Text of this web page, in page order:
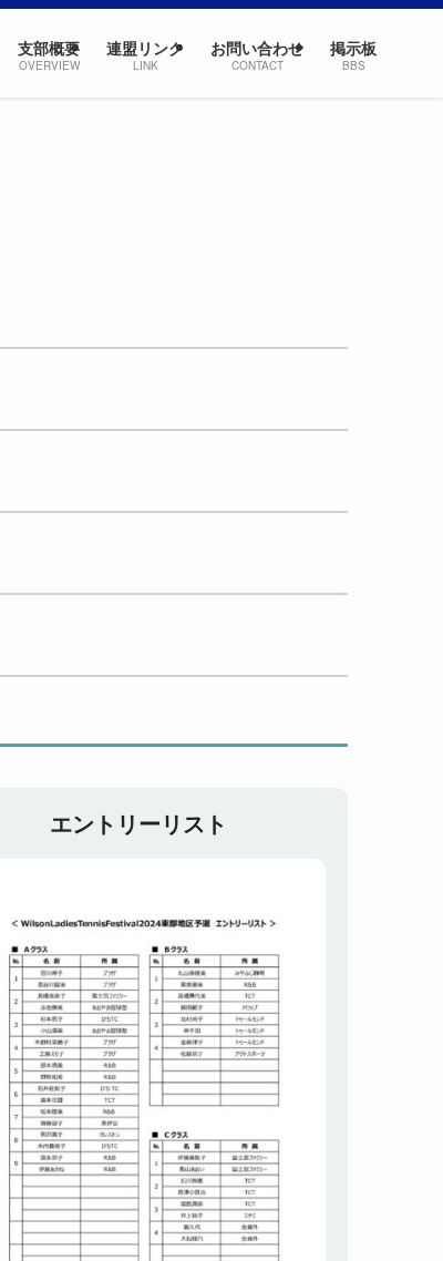
支部概要
OVERVIEW
連盟リンク
LINK
お問い合わせ
CONTACT
掲示板
BBS
エントリーリスト